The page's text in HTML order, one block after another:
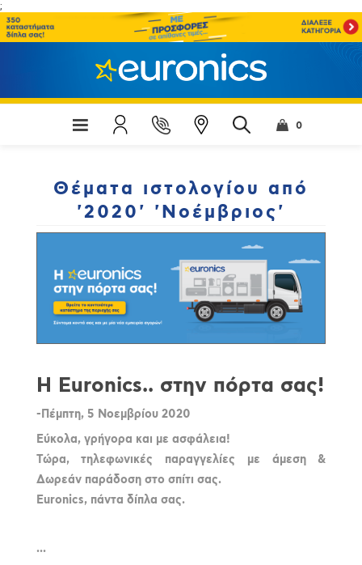
;
0
Θέματα ιστολογίου από
'2020' 'Νοέμβριος'
H Euronics.. στην πόρτα σας!
-Πέμπτη, 5 Νοεμβρίου 2020
Εύκολα, γρήγορα και με ασφάλεια!
Τώρα, τηλεφωνικές παραγγελίες με άμεση &
Δωρεάν παράδοση στο σπίτι σας.
Euronics, πάντα δίπλα σας.
...